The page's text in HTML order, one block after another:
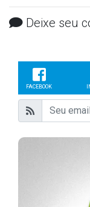
Deixe seu
FACEBOOK